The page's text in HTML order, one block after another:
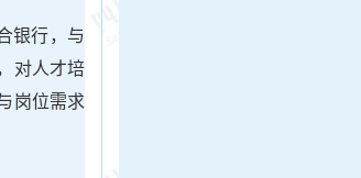
银行，与
对人才培
岗位需求